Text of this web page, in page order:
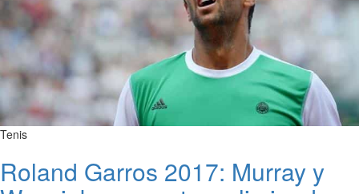
Tenis
Roland Garros 2017: Murray y